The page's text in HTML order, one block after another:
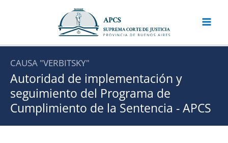
CAUSA "VERBITSKY"
Autoridad de implementación y
seguimiento del Programa de
Cumplimiento de la Sentencia - APCS